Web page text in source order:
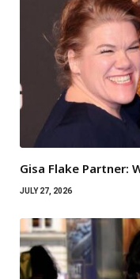
Gisa Flake Partner:
JULY 27, 2026